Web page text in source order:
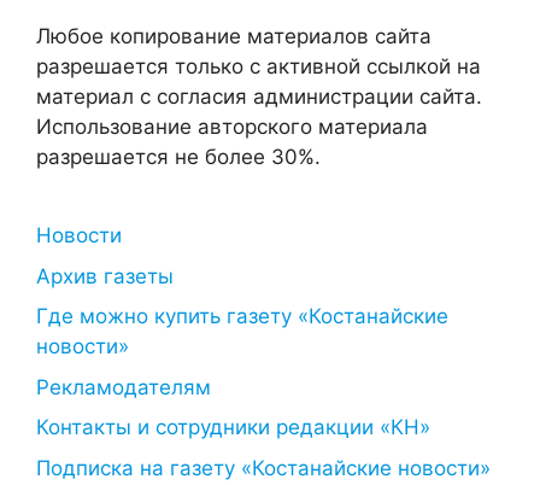
Любое копирование материалов сайта
разрешается только с активной ссылкой на
материал с согласия администрации сайта.
Использование авторского материала
разрешается не более 30%.
Новости
Архив газеты
Где можно купить газету «Костанайские
новости»
Рекламодателям
Контакты и сотрудники редакции «КН»
Подписка на газету «Костанайские новости»